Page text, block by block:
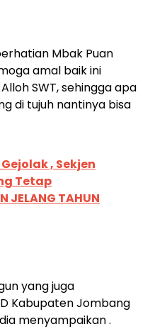
Mbak Puan
amal baik ini
SWT, sehingga apa
di tujuh nantinya bisa
, Sekjen
Tetap
JELANG TAHUN
yang juga
Kabupaten Jombang
menyampaikan .